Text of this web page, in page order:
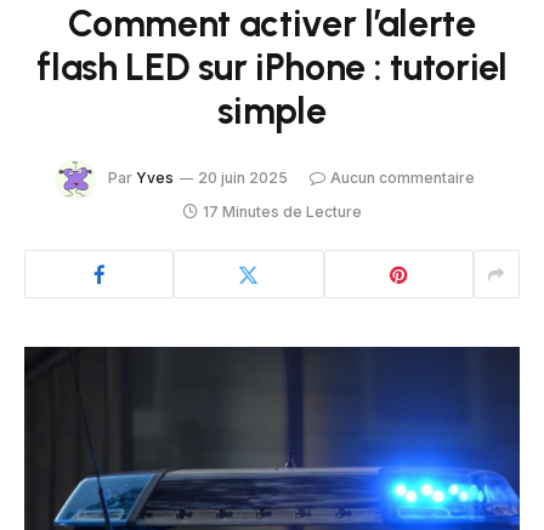
Comment activer l’alerte
flash LED sur iPhone : tutoriel
simple
Par Yves 20 juin 2025
Aucun commentaire
17 Minutes de Lecture